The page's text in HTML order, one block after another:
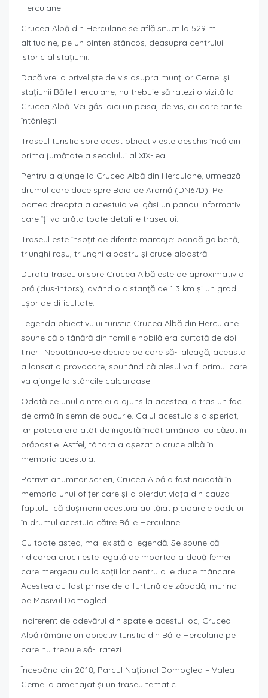
Herculane.
Crucea Albă din Herculane se află situat la 529 m
altitudine, pe un pinten stâncos, deasupra centrului
istoric al stațiunii.
Dacă vrei o priveliște de vis asupra munților Cernei și
stațiunii Băile Herculane, nu trebuie să ratezi o vizită la
Crucea Albă. Vei găsi aici un peisaj de vis, cu care rar te
întânlești.
Traseul turistic spre acest obiectiv este deschis încă din
prima jumătate a secolului al XIX-lea.
Pentru a ajunge la Crucea Albă din Herculane, urmează
drumul care duce spre Baia de Aramă (DN67D). Pe
partea dreapta a acestuia vei găsi un panou informativ
care îți va arăta toate detaliile traseului.
Traseul este însoțit de diferite marcaje: bandă galbenă,
triunghi roșu, triunghi albastru și cruce albastră.
Durata traseului spre Crucea Albă este de aproximativ o
oră (dus-întors), având o distanță de 1.3 km și un grad
ușor de dificultate.
Legenda obiectivului turistic Crucea Albă din Herculane
spune că o tânără din familie nobilă era curtată de doi
tineri. Neputându-se decide pe care să-l aleagă, aceasta
a lansat o provocare, spunând că alesul va fi primul care
va ajunge la stâncile calcaroase.
Odată ce unul dintre ei a ajuns la acestea, a tras un foc
de armă în semn de bucurie. Calul acestuia s-a speriat,
iar poteca era atât de îngustă încât amândoi au căzut în
prăpastie. Astfel, tânara a așezat o cruce albă în
memoria acestuia.
Potrivit anumitor scrieri, Crucea Albă a fost ridicată în
memoria unui ofițer care și-a pierdut viața din cauza
faptului că dușmanii acestuia au tăiat picioarele podului
în drumul acestuia către Băile Herculane.
Cu toate astea, mai există o legendă. Se spune că
ridicarea crucii este legată de moartea a două femei
care mergeau cu la soții lor pentru a le duce mâncare.
Acestea au fost prinse de o furtună de zăpadă, murind
pe Masivul Domogled.
Indiferent de adevărul din spatele acestui loc, Crucea
Albă rămâne un obiectiv turistic din Băile Herculane pe
care nu trebuie să-l ratezi.
Începând din 2018, Parcul Național Domogled – Valea
Cernei a amenajat și un traseu tematic.